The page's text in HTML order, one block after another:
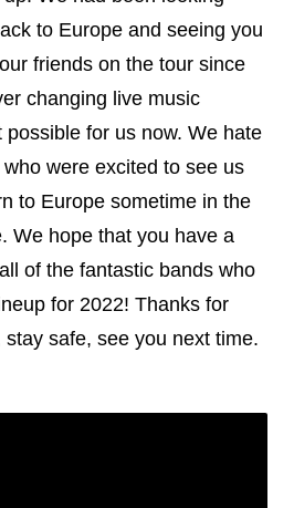
to Europe and seeing you
friends on the tour since
changing live music
possible for us now. We hate
were excited to see us
to Europe sometime in the
We hope that you have a
of the fantastic bands who
for 2022! Thanks for
safe, see you next time.